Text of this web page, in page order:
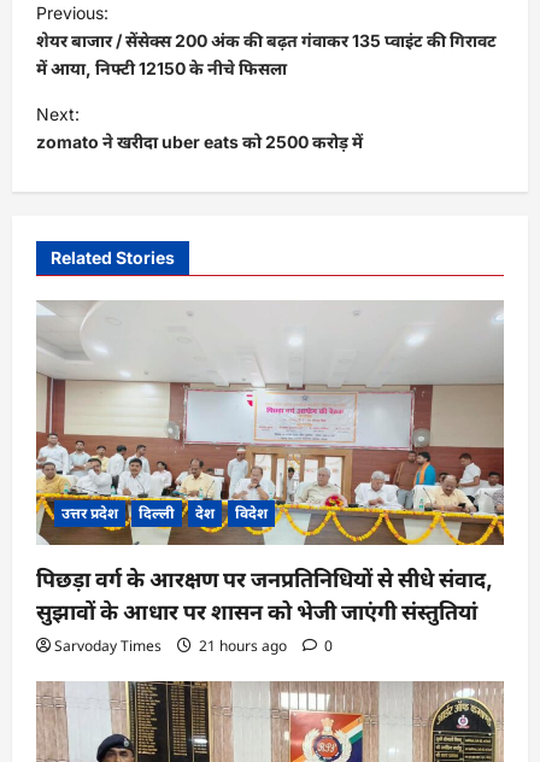
o
s
t
n
a
g
a
t
o
n
Previous:
शेयर बाजार / सेंसेक्स 200 अंक की बढ़त गंवाकर 135 प्वाइंट की गिरावट
में आया, निफ्टी 12150 के नीचे फिसला
Next:
zomato ने खरीदा uber eats को 2500 करोड़ में
Related Stories
उत्तर प्रदेश दिल्ली देश विदेश
पिछड़ा वर्ग के आरक्षण पर जनप्रतिनिधियों से सीधे संवाद,
सुझावों के आधार पर शासन को भेजी जाएंगी संस्तुतियां
Sarvoday Times 21 hours ago 0